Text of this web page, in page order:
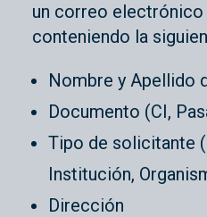
un correo electrónico
conteniendo la
Nombre y Apellido
Documento (CI,
Tipo de solicitante
Institución,
Dirección